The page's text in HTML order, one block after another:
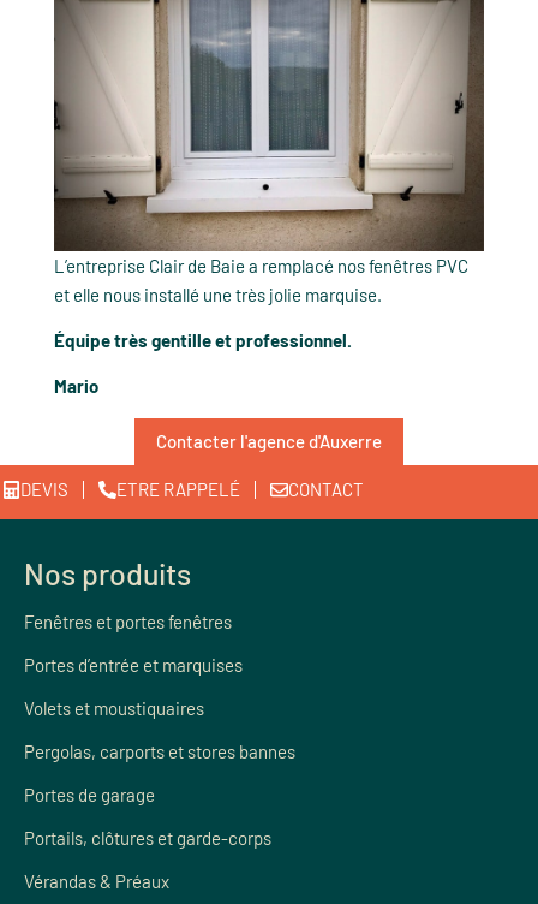
L’entreprise Clair de Baie a remplacé nos fenêtres PVC
et elle nous installé une très jolie marquise.
Équipe très gentille et professionnel.
Mario
Contacter l'agence d'Auxerre
DEVIS ETRE RAPPELÉ CONTACT
Nos produits
Fenêtres et portes fenêtres
Portes d’entrée et marquises
Volets et moustiquaires
Pergolas, carports et stores bannes
Portes de garage
Portails, clôtures et garde-corps
Vérandas & Préaux